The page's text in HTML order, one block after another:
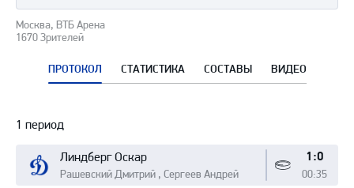
Москва, ВТБ Арена
1670 Зрителей
ПРОТОКОЛ СТАТИСТИКА СОСТАВЫ ВИДЕО
Протокол
1 период
Линдберг Оскар
Рашевский Дмитрий , Сергеев Андрей
1:0
00:35